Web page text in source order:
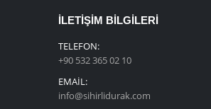
İLETIŞIM BILGILERI
TELEFON:
+90 532 365 02 10
EMAIL:
info@sihirlidurak.com